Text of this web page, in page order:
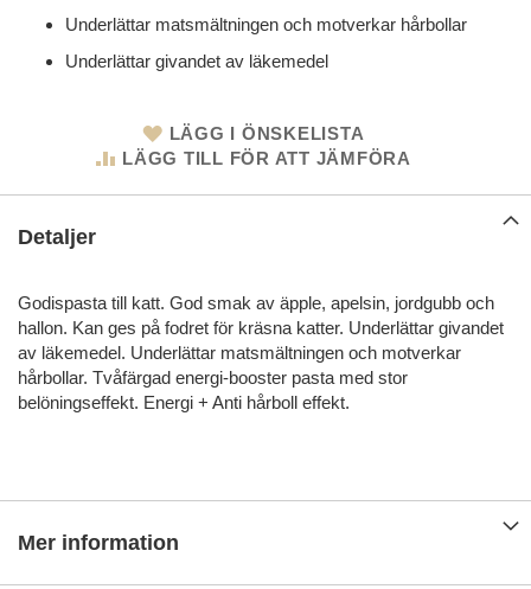
Underlättar matsmältningen och motverkar hårbollar
Underlättar givandet av läkemedel
LÄGG I ÖNSKELISTA
LÄGG TILL FÖR ATT JÄMFÖRA
Detaljer
Godispasta till katt. God smak av äpple, apelsin, jordgubb och
hallon. Kan ges på fodret för kräsna katter. Underlättar givandet
av läkemedel. Underlättar matsmältningen och motverkar
hårbollar. Tvåfärgad energi-booster pasta med stor
belöningseffekt. Energi + Anti hårboll effekt.
Mer information